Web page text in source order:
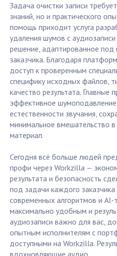
Задача очистки записи
знаний, но и практического
помощь приходит услуга
удаления шумов с
решение, адаптированное под
заказчика. Благодаря
доступ к проверенным
специфику исходных файлов,
качество результата. Главные
эффективное
естественности звучания,
минимальное вмешательство
материал.
Сегодня всё больше людей
профи через Workzilla —
результата и безопасность
под задачи каждого
современных алгоритмов и AI-
максимально удобным и
аудиозаписи важно для вас,
опытным исполнителям с
доступными на Workzilla.